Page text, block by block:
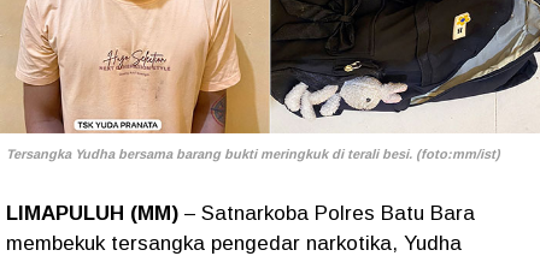
Tersangka Yudha bersama barang bukti meringkuk di terali besi. (foto:mm/ist)
LIMAPULUH (MM) – Satnarkoba Polres Batu Bara
membekuk tersangka pengedar narkotika, Yudha